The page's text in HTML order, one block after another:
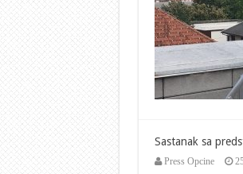
Sastanak sa
Press Opcine